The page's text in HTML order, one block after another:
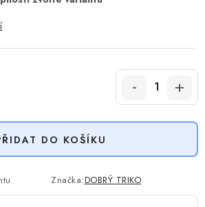
DO KOŠÍKU
Značka:DOBRÝ TRIKO